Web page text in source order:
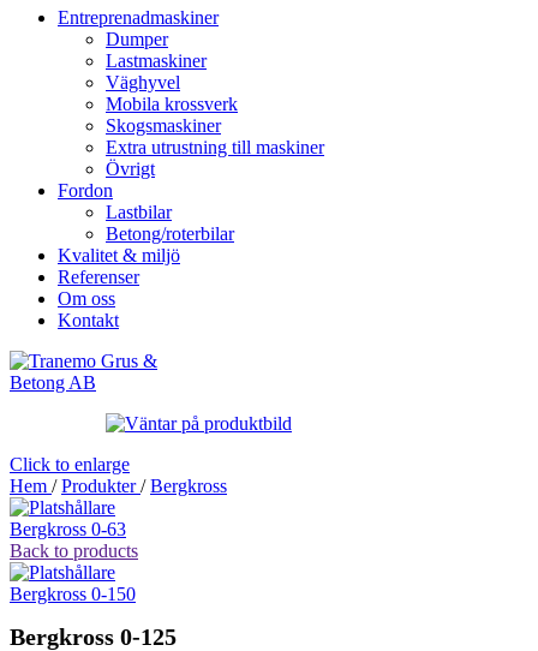
Entreprenadmaskiner
Dumper
Lastmaskiner
Väghyvel
Mobila krossverk
Skogsmaskiner
Extra utrustning till maskiner
Övrigt
Fordon
Lastbilar
Betong/roterbilar
Kvalitet & miljö
Referenser
Om oss
Kontakt
Click to enlarge
Hem / Produkter/ Bergkross
Bergkross 0-63
Back to products
Bergkross 0-150
Bergkross 0-125